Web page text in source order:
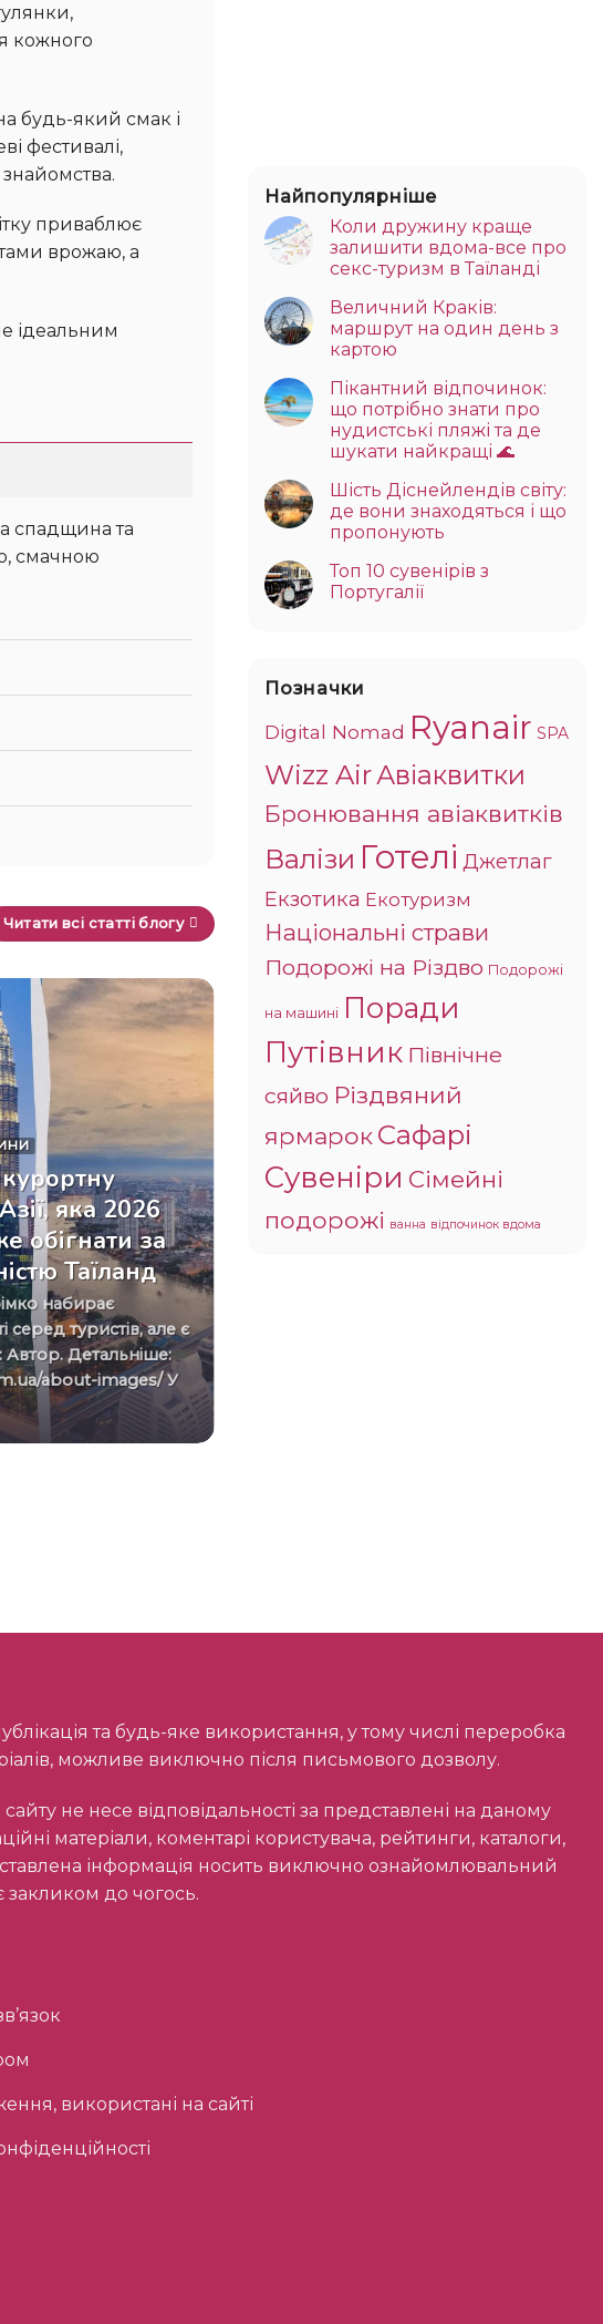
кожного
фестивалі,
врожаю, а
смачною
Читати всі статті блогу
яка 2026
обігнати за
Таїланд
серед туристів, але є
Детальніше:
about-images/ У
ТРЕВЕЛ-НОВИНИ
Туристи відмовляються
від поїздок до деяких
країн Середземномор’я
Найпопулярніше
Коли дружину краще
залишити вдома-все про
секс-туризм в Таїланді
Величний Краків:
маршрут на один день з
картою
Пікантний відпочинок:
що потрібно знати про
нудистські пляжі та де
шукати найкращі 🌊
Шість Діснейлендів світу:
де вони знаходяться і що
пропонують
Топ 10 сувенірів з
Португалії
Позначки
Digital Nomad Ryanair SPA
Wizz AirАвіаквитки
Бронювання авіаквитків
Валізи Готелі Джетлаг
Екзотика Екотуризм
Національні страви
Подорожі на Різдво Подорожі
на машині Поради
Путівник Північне
сяйво Різдвяний
ярмарокСафарі
Сувеніри Сімейні
подорожі ванна відпочинок вдома
можливе виключно після письмового дозволу.
матеріали, коментарі користувача, рейтинги, каталоги,
інформація носить виключно ознайомлювальний
закликом до чогось.
використані на сайті